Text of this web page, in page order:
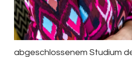
abgeschlossenem Studium